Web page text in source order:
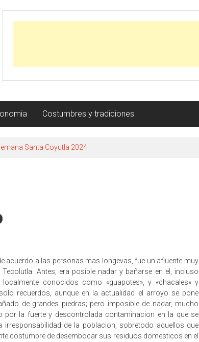
Costumbres y tradiciones
Santa Coyutla 2024
acuerdo a las personas mas longevas, fue un afluente muy
Antes, era posible nadar y bañarse en el, incluso
conocidos como «guapotes», y «chacales» y
recuerdos, aunque en la actualidad el arroyo se pone
de grandes piedras; pero imposible de nadar, mucho
la fuerte y descontrolada contaminacion en la que se
de la poblacion, sobretodo aquellos que
costumbre de desembocar sus residuos domesticos en el